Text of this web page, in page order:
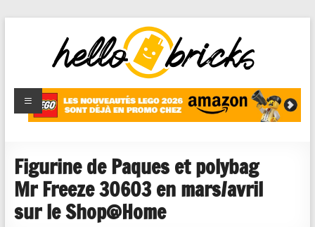
HelloBricks
Blog LEGO,
nouveaut�s
reviews
Figurine de Paques et polybag
Mr Freeze 30603 en mars/avril
sur le Shop@Home